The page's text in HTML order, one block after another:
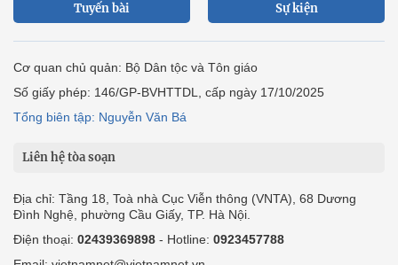
Tuyến bài Sự kiện
Cơ quan chủ quản: Bộ Dân tộc và Tôn giáo
Số giấy phép: 146/GP-BVHTTDL, cấp ngày 17/10/2025
Tổng biên tập: Nguyễn Văn Bá
Liên hệ tòa soạn
Địa chỉ: Tầng 18, Toà nhà Cục Viễn thông (VNTA), 68 Dương
Đình Nghệ, phường Cầu Giấy, TP. Hà Nội.
Điện thoại: 02439369898 - Hotline: 0923457788